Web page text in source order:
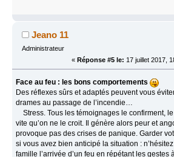
Jeano 11
Administrateur
« Réponse #5 le: 17 juillet 2017,
Face au feu : les bons comportements
Des réflexes sûrs et adaptés peuvent vous
drames au passage de l’incendie…
Stress. Tous les témoignages le confirment,
vite qu’on ne le croit. Il génère alors peur et
provoque pas des crises de panique. Garder
si vous avez bien anticipé la situation :
famille l’arrivée d’un feu en répétant les gestes